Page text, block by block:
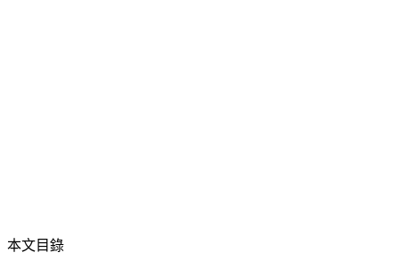
本文目錄